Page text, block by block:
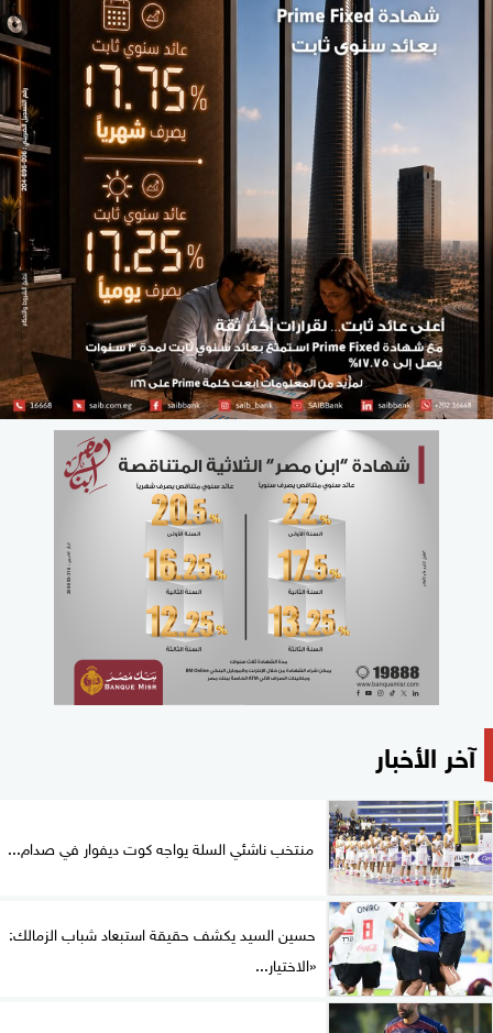
آخر الأخبار
منتخب ناشئي السلة يواجه كوت ديفوار في صدام...
حسين السيد يكشف حقيقة استبعاد شباب الزمالك:
«الاختيار...